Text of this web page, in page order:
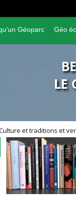
Géoparc Géo
LE
et traditions et